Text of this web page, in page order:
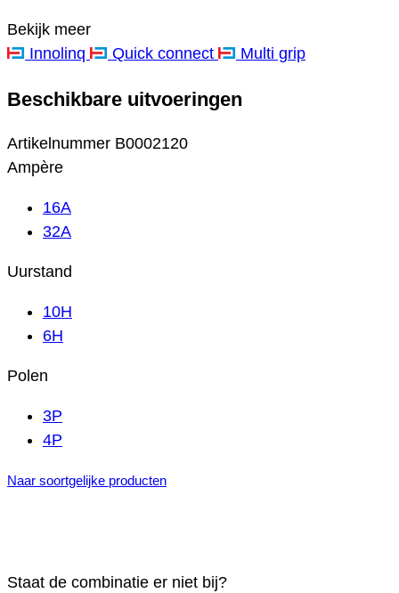
Bekijk meer
Innolinq
Quick connect Multi grip
Beschikbare uitvoeringen
Artikelnummer B0002120
Ampère
16A
32A
Uurstand
10H
6H
Polen
3P
4P
Naar soortgelijke producten
Staat de combinatie er niet bij?